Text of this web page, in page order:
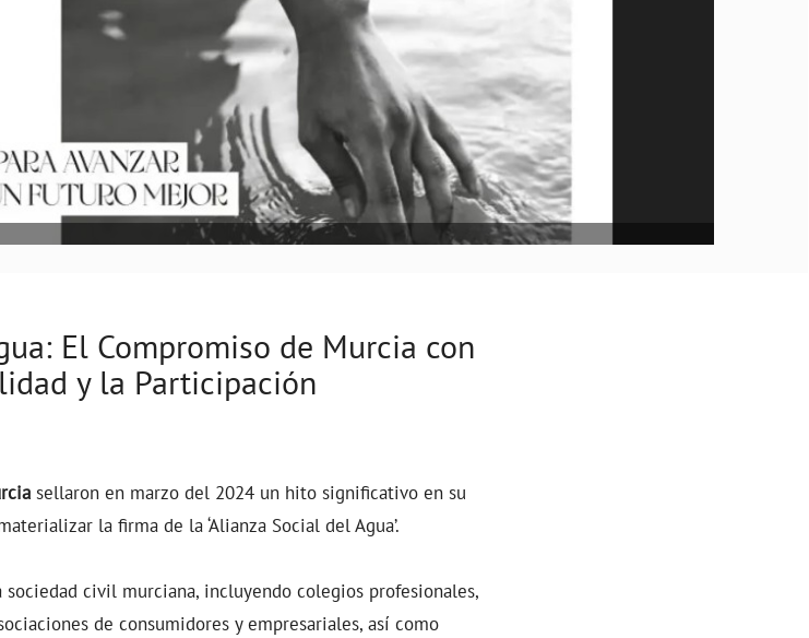
El Compromiso de Murcia con
y la Participación
sellaron en marzo del 2024 un hito significativo en su
la firma de la ‘Alianza Social del Agua’.
civil murciana, incluyendo colegios profesionales,
de consumidores y empresariales, así como